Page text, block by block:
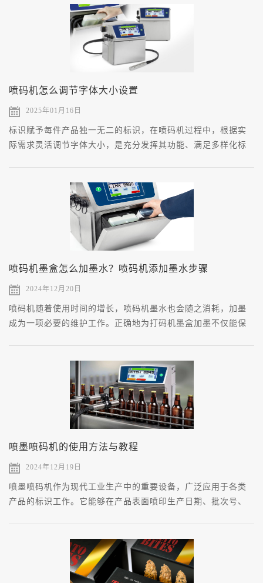
喷码机怎么调节字体大小设置
2025年01月16日
标识赋予每件产品独一无二的标识，在喷码机过程中，根据实
际需求灵活调节字体大小，是充分发挥其功能、满足多样化标
喷码机墨盒怎么加墨水？喷码机添加墨水步骤
2024年12月20日
喷码机随着使用时间的增长，喷码机墨水也会随之消耗，加墨
成为一项必要的维护工作。正确地为打码机墨盒加墨不仅能保
喷墨喷码机的使用方法与教程
2024年12月19日
喷墨喷码机作为现代工业生产中的重要设备，广泛应用于各类
产品的标识工作。它能够在产品表面喷印生产日期、批次号、